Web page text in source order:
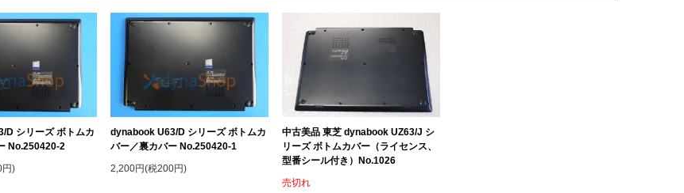
D シリーズ ボトムカ
No.250420-2
円)
dynabook U63/D シリーズ ボトムカ
バー／裏カバー No.250420-1
2,200円(税200円)
中古美品 東芝 dynabook UZ63/J シ
リーズ ボトムカバー（ライセンス、
型番シール付き）No.1026
売切れ